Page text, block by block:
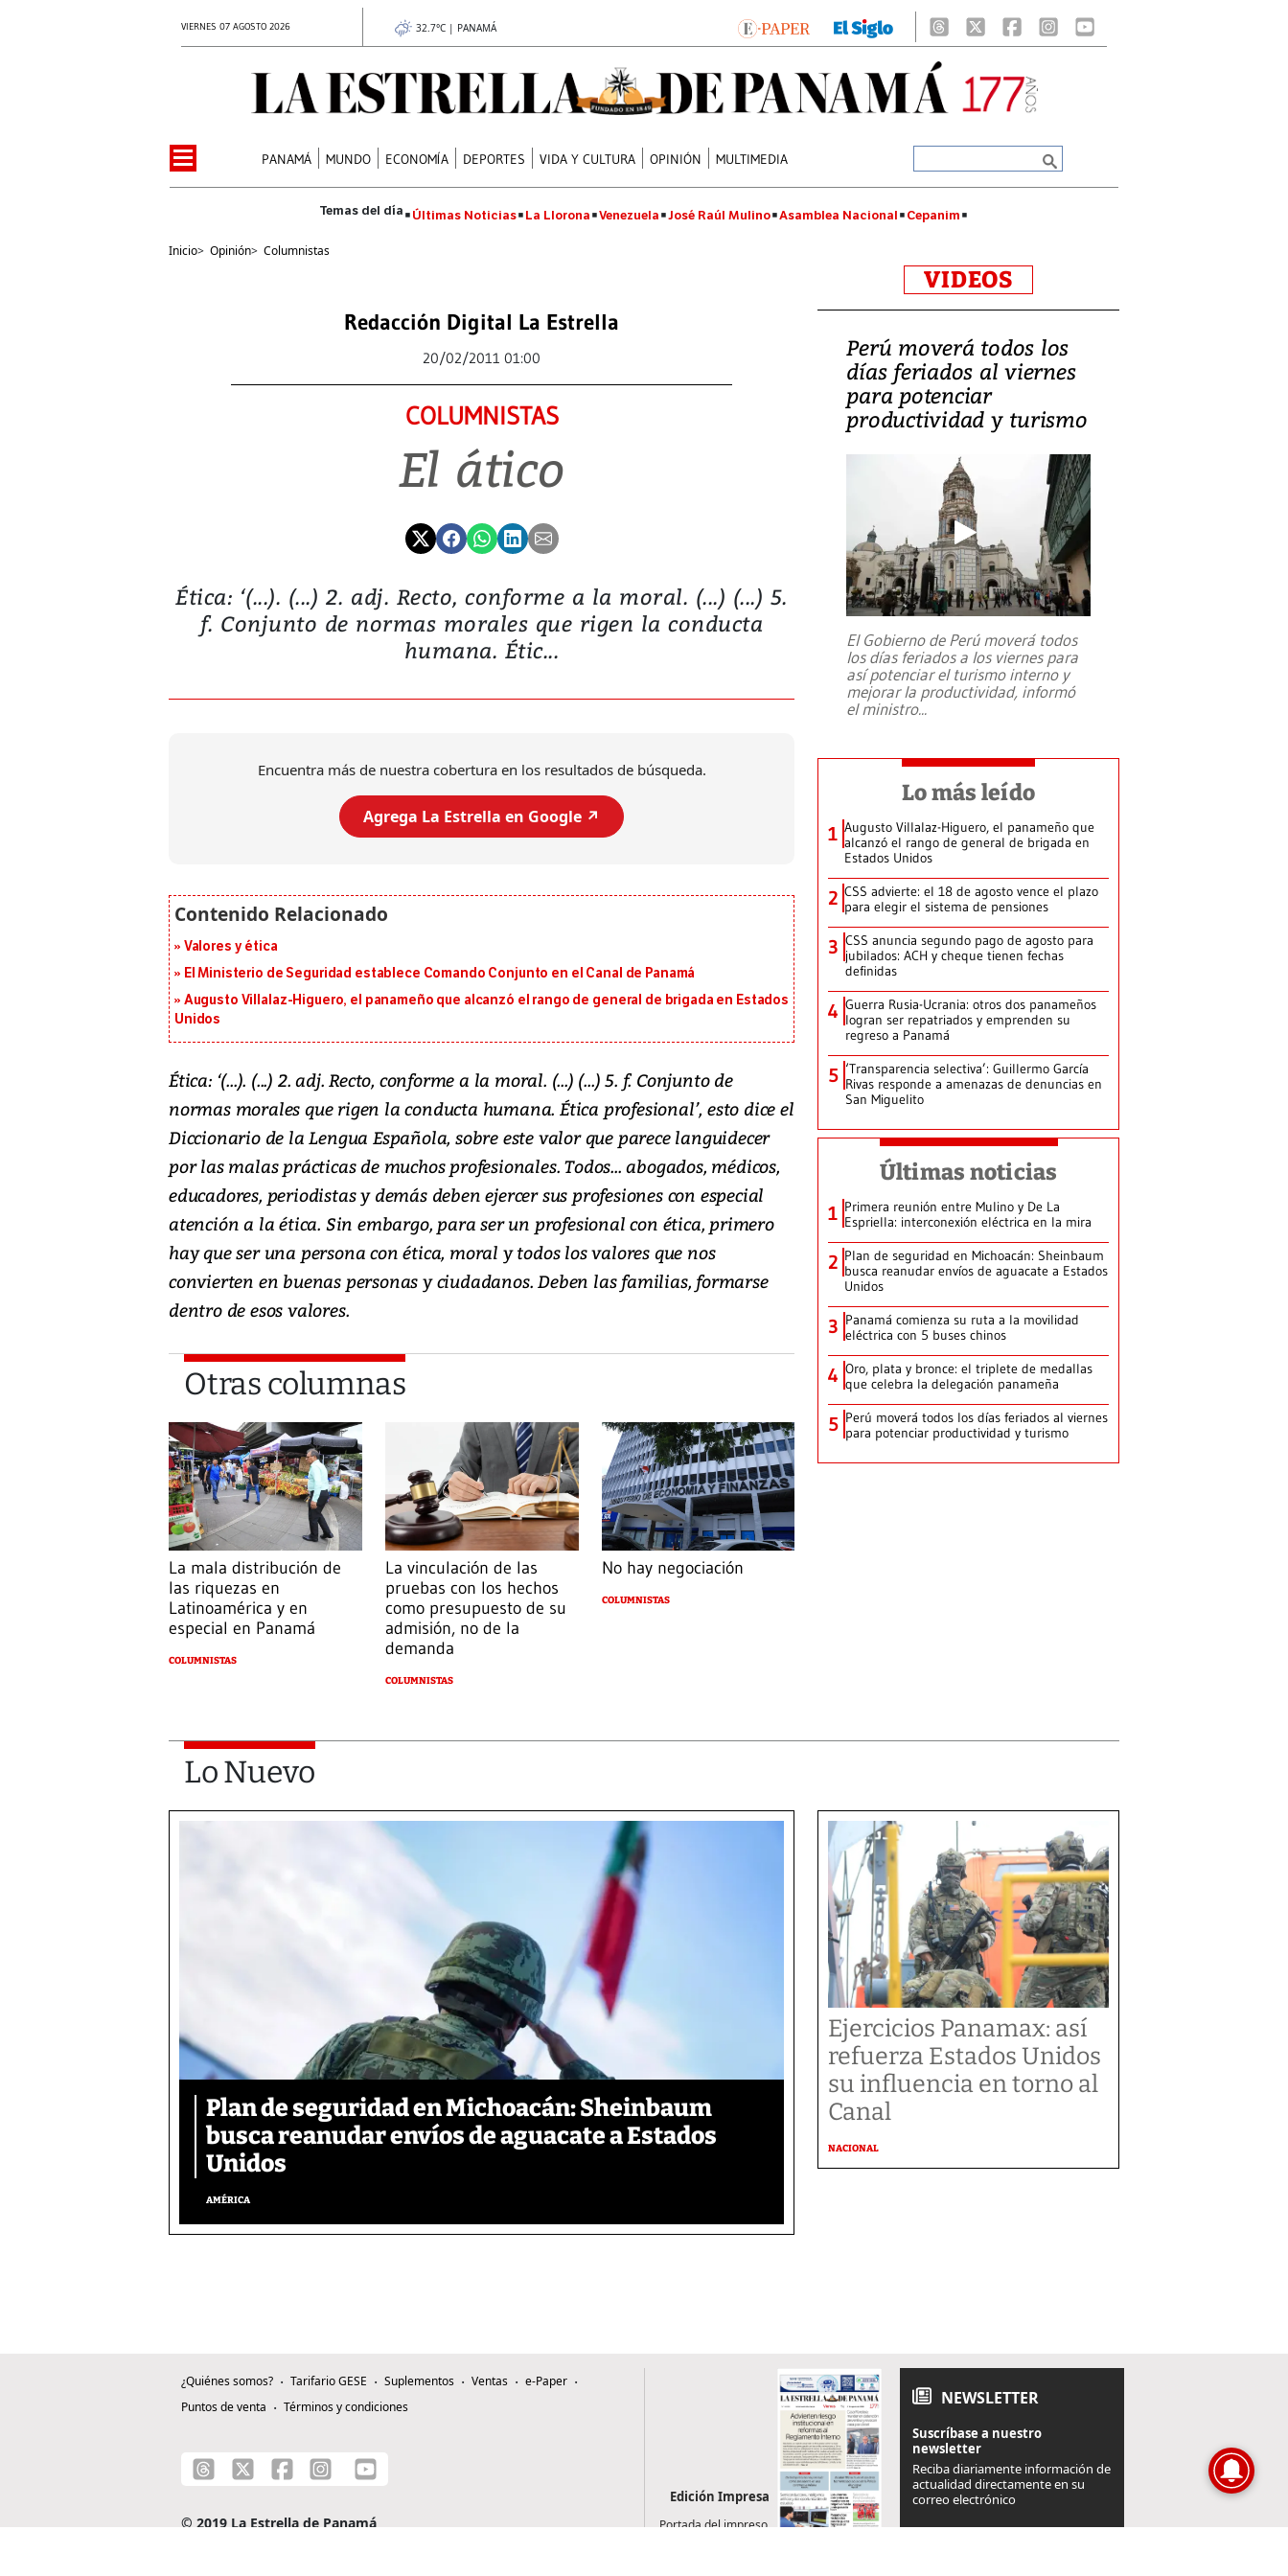
VIERNES 07 AGOSTO 2026 32.7°C | PANAMÁ
PANAMÁ MUNDO ECONOMÍA DEPORTES VIDA Y CULTURA OPINIÓN MULTIMEDIA
Últimas Noticias La Llorona Venezuela José Raúl Mulino Asamblea Nacional Cepanim
Inicio> Opinión> Columnistas
Redacción Digital La Estrella
20/02/2011 01:00
COLUMNISTAS
El ático
Ética: ‘(...). (...) 2. adj. Recto, conforme a la moral. (...) (...) 5.
f. Conjunto de normas morales que rigen la conducta
humana. Étic...
Encuentra más de nuestra cobertura en los resultados de búsqueda.
Agrega La Estrella en Google ↗️
Valores y ética
El Ministerio de Seguridad establece Comando Conjunto en el Canal de Panamá
Augusto Villalaz-Higuero, el panameño que alcanzó el rango de general de brigada en Estados
Unidos
Ética: ‘(...). (...) 2. adj. Recto, conforme a la moral. (...) (...) 5. f. Conjunto de
normas morales que rigen la conducta humana. Ética profesional’, esto dice el
Diccionario de la Lengua Española, sobre este valor que parece languidecer
por las malas prácticas de muchos profesionales. Todos... abogados, médicos,
educadores, periodistas y demás deben ejercer sus profesiones con especial
atención a la ética. Sin embargo, para ser un profesional con ética, primero
hay que ser una persona con ética, moral y todos los valores que nos
convierten en buenas personas y ciudadanos. Deben las familias, formarse
dentro de esos valores.
Otras columnas
La mala distribución de
las riquezas en
Latinoamérica y en
especial en Panamá
COLUMNISTAS
La vinculación de las
pruebas con los hechos
como presupuesto de su
admisión, no de la
demanda
COLUMNISTAS
No hay negociación
COLUMNISTAS
VIDEOS
Perú moverá todos los
días feriados al viernes
para potenciar
productividad y turismo
El Gobierno de Perú moverá todos
los días feriados a los viernes para
así potenciar el turismo interno y
mejorar la productividad, informó
el ministro...
Lo más leído
1 Augusto Villalaz-Higuero, el panameño que
alcanzó el rango de general de brigada en
Estados Unidos
2 CSS advierte: el 18 de agosto vence el plazo
para elegir el sistema de pensiones
3 CSS anuncia segundo pago de agosto para
jubilados: ACH y cheque tienen fechas
definidas
4 Guerra Rusia-Ucrania: otros dos panameños
logran ser repatriados y emprenden su
regreso a Panamá
5 ‘Transparencia selectiva’: Guillermo García
Rivas responde a amenazas de denuncias en
San Miguelito
Últimas noticias
1 Primera reunión entre Mulino y De La
Espriella: interconexión eléctrica en la mira
2 Plan de seguridad en Michoacán: Sheinbaum
busca reanudar envíos de aguacate a Estados
Unidos
3 Panamá comienza su ruta a la movilidad
eléctrica con 5 buses chinos
4 Oro, plata y bronce: el triplete de medallas
que celebra la delegación panameña
5 Perú moverá todos los días feriados al viernes
para potenciar productividad y turismo
Lo Nuevo
Plan de seguridad en Michoacán: Sheinbaum
busca reanudar envíos de aguacate a Estados
Unidos
AMÉRICA
Ejercicios Panamax: así
refuerza Estados Unidos
su influencia en torno al
Canal
NACIONAL
¿Quiénes somos? Tarifario GESE Suplementos Ventas
e-Paper
Puntos de venta
Términos y condiciones
© 2019 La Estrella de Panamá
Edición Impresa
Portada del impreso
NEWSLETTER
Suscríbase a nuestro
newsletter
Reciba diariamente información de
actualidad directamente en su
correo electrónico